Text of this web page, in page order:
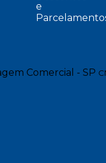
e
Comercial - SP